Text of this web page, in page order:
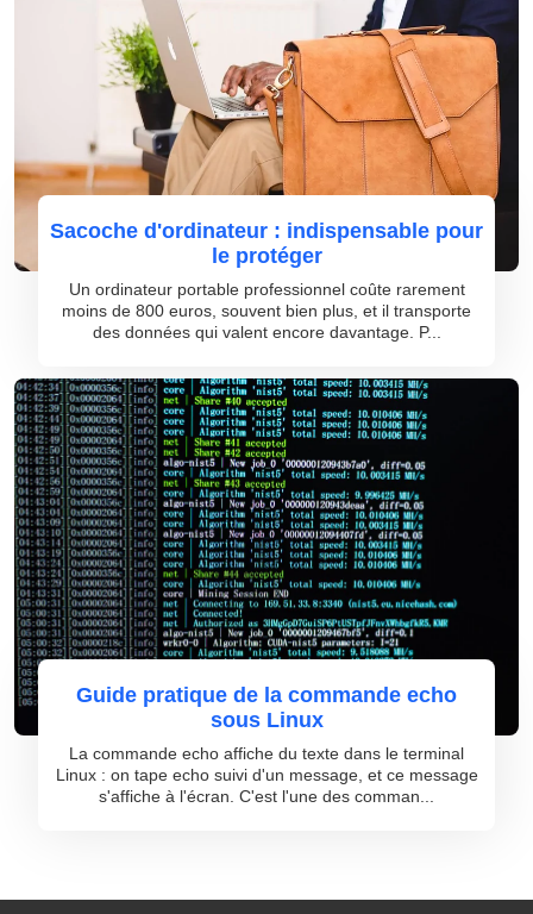
Sacoche d'ordinateur : indispensable pour
le protéger
Un ordinateur portable professionnel coûte rarement
moins de 800 euros, souvent bien plus, et il transporte
des données qui valent encore davantage. P...
Guide pratique de la commande echo
sous Linux
La commande echo affiche du texte dans le terminal
Linux : on tape echo suivi d'un message, et ce message
s'affiche à l'écran. C'est l'une des comman...